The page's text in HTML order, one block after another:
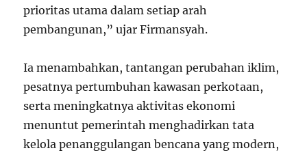
prioritas utama dalam setiap arah
pembangunan,” ujar Firmansyah.
Ia menambahkan, tantangan perubahan iklim,
pesatnya pertumbuhan kawasan perkotaan,
serta meningkatnya aktivitas ekonomi
menuntut pemerintah menghadirkan tata
kelola penanggulangan bencana yang modern,